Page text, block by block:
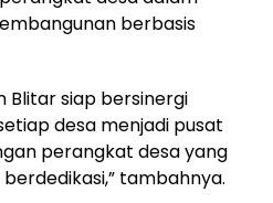
berbasis
Blitar siap bersinergi
desa menjadi pusat
perangkat desa yang
tambahnya.